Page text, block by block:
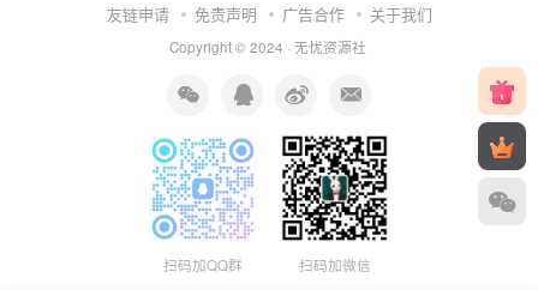
友链申请 免责声明 广告合作 关于我们
Copyright © 2024 · 无忧资源社
扫码加QQ群 扫码加微信